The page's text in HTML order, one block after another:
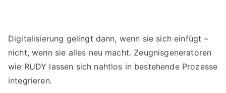
Digitalisierung gelingt dann, wenn sie sich einfügt –
nicht, wenn sie alles neu macht. Zeugnisgeneratoren
wie RUDY lassen sich nahtlos in bestehende Prozesse
integrieren.